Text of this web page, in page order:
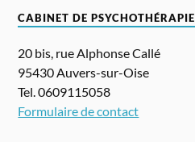
CABINET DE PSYCHOTHÉRAPIE
20 bis, rue Alphonse Callé
95430 Auvers-sur-Oise
Tel. 0609115058
Formulaire de contact